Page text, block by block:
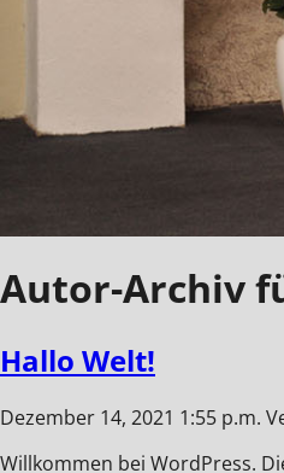
Autor-Archiv
Hallo Welt!
Dezember 14, 2021 1:55 p.m.
Willkommen bei WordPress.